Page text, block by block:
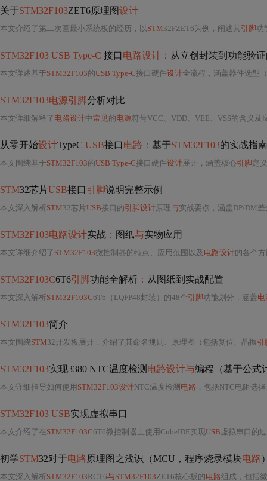
关于STM32F103ZET6原理图设计
本文介绍了第二次画最小系统板的经历，以STM32FZET6为例，阐述其引脚功能、输
STM32F103 USB Type-C 接口 电路设计： 从立创封装到功能验
本文详述基于STM32F103的USB Type-C接口硬件设计全流程，涵盖器件选型
STM32F103电源引脚分析对比
本文详细解释了 电路设计中常见的电源符号VCC、VDD、VEE、VSS的含义
从零开始设计TypeC USB接口 电路： 基于STM32F103的实战指南
本文围绕基于STM32F103的USB Type-C接口硬件设计 展开，涵盖核心引脚定
STM32芯片USB接口 引脚说明完整示例
本文深入解析STM32芯片USB接口的引脚设计 原理与实战要点，涵盖DP/DM
STM32F103电路设计实战 ： 图纸与实物应用
本文详细介绍了 STM32F103微控制器的特点、应用范围以及 电路设计的各个
STM32F103C6T6引脚功能全解析 ： 从图纸到实战配置
本文深入解析STM32F103C6T6（LQFP48封装）的48个引脚功能划分，涵盖 电
STM32F103简介
本文围绕STM32开发板展开，介绍了其命名规则、原理图（包括复位、晶振引
STM32F103实现3380 NTC温度检测 电路设计与编程（基于公式
本文详细指导如何使用 STM32F103设计NTC温度检测 电路 ，包括NTC电阻选
STM32F103 USB实现虚拟串口
本文介绍了在STM32F103C6T6微控制器上使用CubeIDE实现USB虚拟串口的过程，
初学STM32对于电路原理图之浅识（MCU，程序烧录模块电路
本文深入解析STM32F103RCT6与STM32F103ZET6核心板的电路组成，包括